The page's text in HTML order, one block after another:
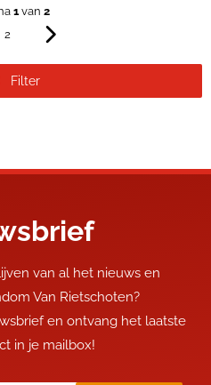
1van 2
2
Filter
van al het nieuws en
Van Rietschoten?
en ontvang het laatste
in je mailbox!